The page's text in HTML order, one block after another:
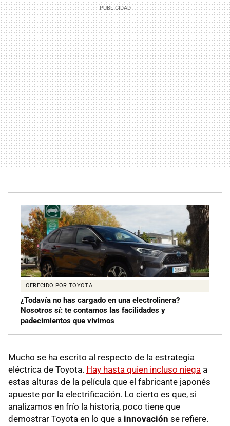
OFRECIDO POR TOYOTA
¿Todavía no has cargado en una electrolinera?
Nosotros sí: te contamos las facilidades y
padecimientos que vivimos
Mucho se ha escrito al respecto de la estrategia
eléctrica de Toyota. Hay hasta quien incluso niega a
estas alturas de la película que el fabricante japonés
apueste por la electrificación. Lo cierto es que, si
analizamos en frío la historia, poco tiene que
demostrar Toyota en lo que a innovación se refiere.